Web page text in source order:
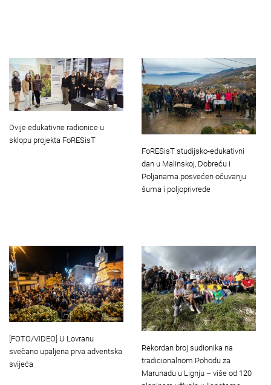
Dvije edukativne radionice u
sklopu projekta FoRESisT
FoRESisT studijsko-edukativni
dan u Malinskoj, Dobreću i
Poljanama posvećen očuvanju
šuma i poljoprivrede
[FOTO/VIDEO] U Lovranu
svečano upaljena prva adventska
svijeća
Rekordan broj sudionika na
tradicionalnom Pohodu za
Marunadu u Lignju – više od 120